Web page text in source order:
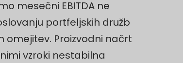
mesečni EBITDA ne
portfeljskih družb
omejitev. Proizvodni načrt
vzroki nestabilna